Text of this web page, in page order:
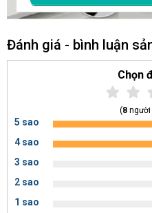
Đánh giá - bình luận
Chọn
(8 người
5 sao
4 sao
3 sao
2 sao
1 sao